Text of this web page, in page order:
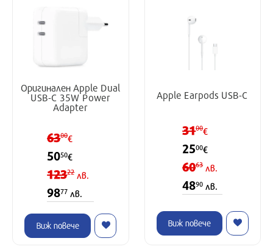
Оригинален Apple Dual
USB-C 35W Power
Adapter
6300€
5050€
12322лв.
9877 лв.
Виж повече
Apple Earpods USB-C
3100€
2500€
6063лв.
4890 лв.
Виж повече